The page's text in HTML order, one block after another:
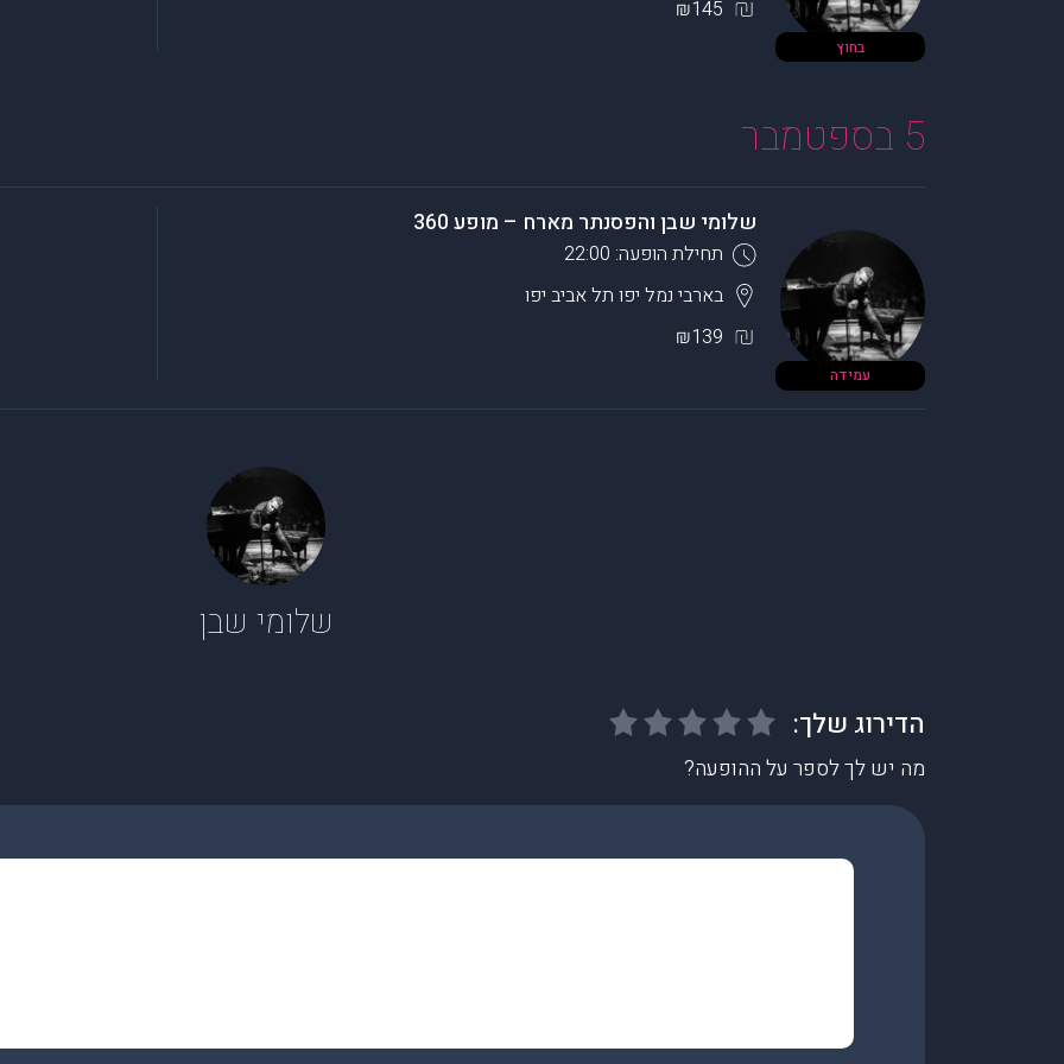
בחוץ
₪145
5 בספטמבר
עמידה
שלומי שבן והפסנתר מארח – מופע 360
תחילת הופעה: 22:00
בארבי נמל יפו תל אביב יפו
₪139
שלומי שבן
מה יש לך לספר על ההופעה?